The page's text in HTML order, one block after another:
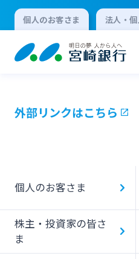
個人のお客さま 法人・
個人向けインター
法人向けインタ
外部リンクはこちら
個人のお客さま
株主・投資家の皆さ
ま